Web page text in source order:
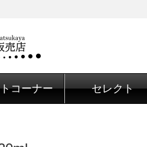
コーナー セレクト